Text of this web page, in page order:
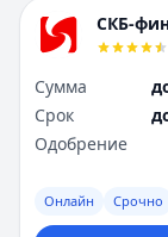
СКБ-
Сумма
Срок
Одобрение
Онлайн Срочно